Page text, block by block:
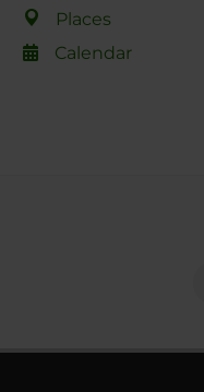
Places
Calendar